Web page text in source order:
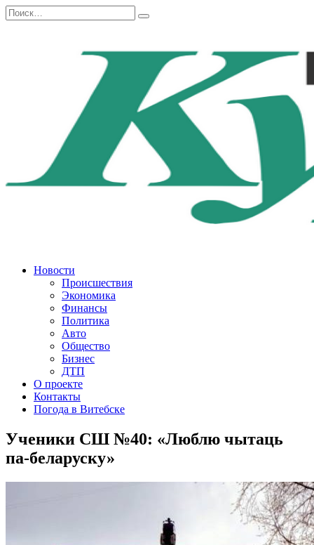
Перейти
к
Search
for:
Новости
Происшествия
Экономика
Финансы
Политика
Авто
Общество
Бизнес
ДТП
О проекте
Контакты
Погода в Витебске
Ученики СШ №40: «Люблю чытаць
па-беларуску»